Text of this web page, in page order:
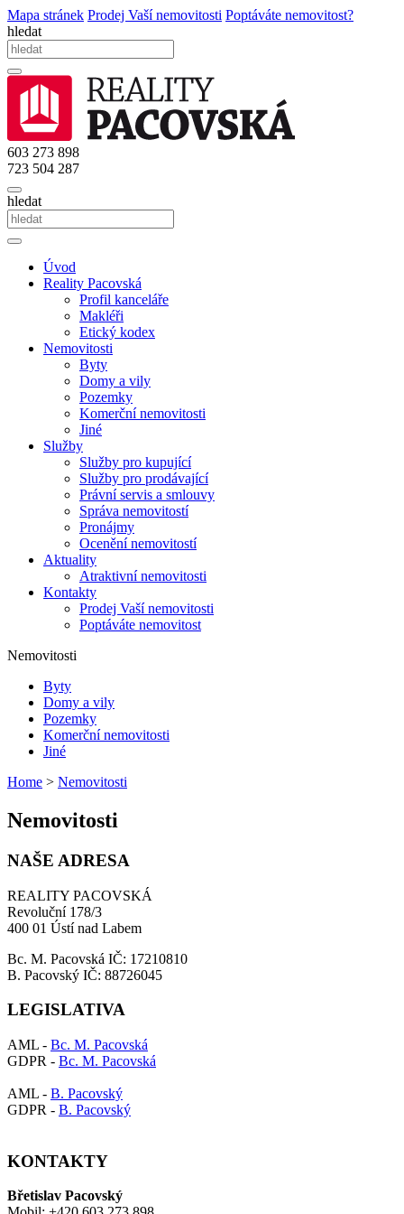
Mapa stránek Prodej Vaší nemovitosti Poptáváte nemovitost?
hledat
603 273 898
723 504 287
hledat
Úvod
Reality Pacovská
Profil kanceláře
Makléři
Etický kodex
Nemovitosti
Byty
Domy a vily
Pozemky
Komerční nemovitosti
Jiné
Služby
Služby pro kupující
Služby pro prodávající
Právní servis a smlouvy
Správa nemovitostí
Pronájmy
Ocenění nemovitostí
Aktuality
Atraktivní nemovitosti
Kontakty
Prodej Vaší nemovitosti
Poptáváte nemovitost
Nemovitosti
Byty
Domy a vily
Pozemky
Komerční nemovitosti
Jiné
Home > Nemovitosti
Nemovitosti
NAŠE ADRESA
REALITY PACOVSKÁ
Revoluční 178/3
400 01 Ústí nad Labem
Bc. M. Pacovská IČ: 17210810
B. Pacovský IČ: 88726045
LEGISLATIVA
AML - Bc. M. Pacovská
GDPR - Bc. M. Pacovská
AML - B. Pacovský
GDPR - B. Pacovský
KONTAKTY
Břetislav Pacovský